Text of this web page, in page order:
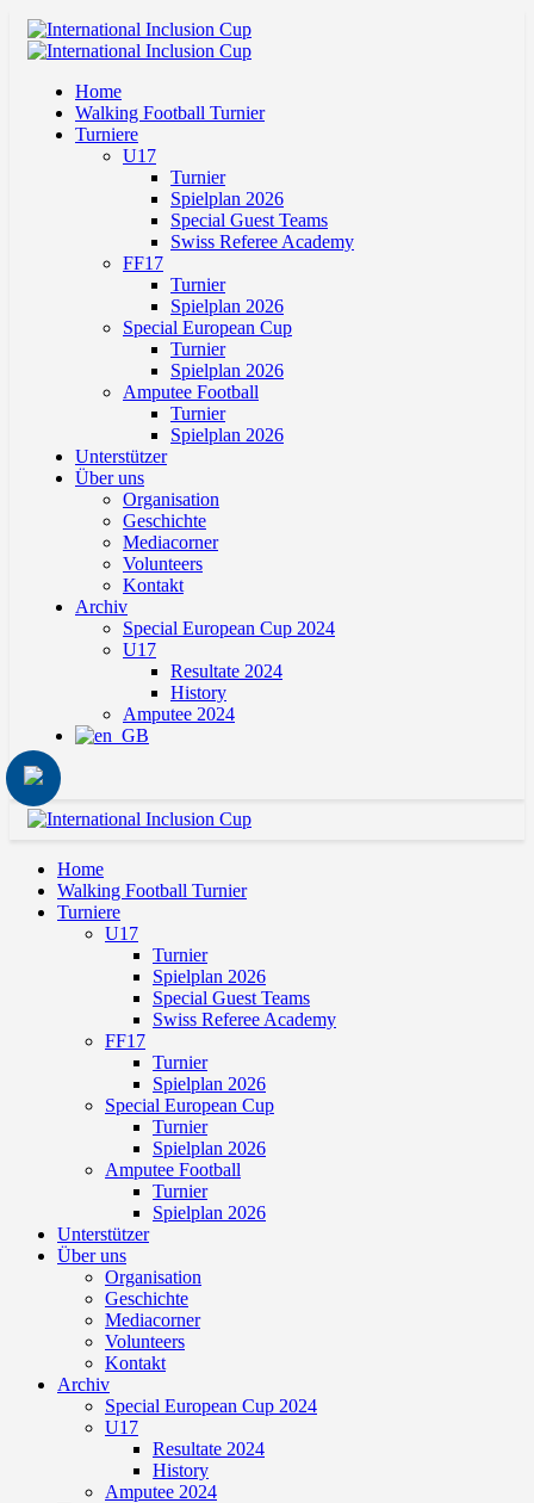
Home
Walking Football Turnier
Turniere
U17
Turnier
Spielplan 2026
Special Guest Teams
Swiss Referee Academy
FF17
Turnier
Spielplan 2026
Special European Cup
Turnier
Spielplan 2026
Amputee Football
Turnier
Spielplan 2026
Unterstützer
Über uns
Organisation
Geschichte
Mediacorner
Volunteers
Kontakt
Archiv
Special European Cup 2024
U17
Resultate 2024
History
Amputee 2024
Home
Walking Football Turnier
Turniere
U17
Turnier
Spielplan 2026
Special Guest Teams
Swiss Referee Academy
FF17
Turnier
Spielplan 2026
Special European Cup
Turnier
Spielplan 2026
Amputee Football
Turnier
Spielplan 2026
Unterstützer
Über uns
Organisation
Geschichte
Mediacorner
Volunteers
Kontakt
Archiv
Special European Cup 2024
U17
Resultate 2024
History
Amputee 2024